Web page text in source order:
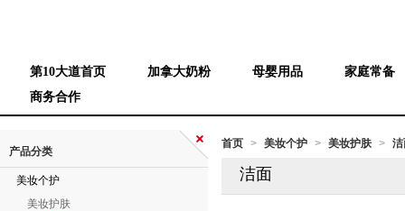
第10大道首页 加拿大奶粉 母婴用品
家庭常备
商务合作
首页 > 美妆个护 > 美妆护肤 >
洁面
产品分类
美妆个护
美妆护肤